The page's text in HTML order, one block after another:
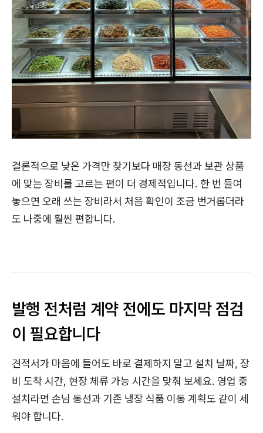
결론적으로 낮은 가격만 찾기보다 매장 동선과 보관 상품
에 맞는 장비를 고르는 편이 더 경제적입니다. 한 번 들여
놓으면 오래 쓰는 장비라서 처음 확인이 조금 번거롭더라
도 나중에 훨씬 편합니다.
발행 전처럼 계약 전에도 마지막 점검
이 필요합니다
견적서가 마음에 들어도 바로 결제하지 말고 설치 날짜, 장
비 도착 시간, 현장 체류 가능 시간을 맞춰 보세요. 영업 중
설치라면 손님 동선과 기존 냉장 식품 이동 계획도 같이 세
워야 합니다.